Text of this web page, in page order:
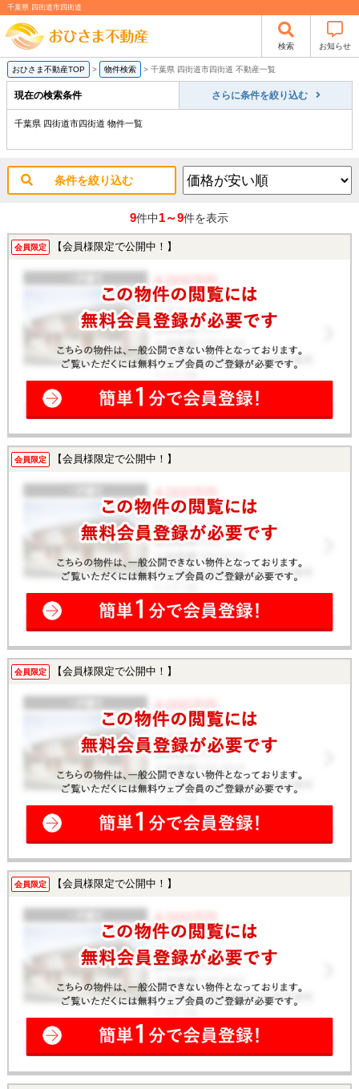
千葉県 四街道市四街道
検索 お知らせ
おひさま不動産TOP > 物件検索 > 千葉県 四街道市四街道 不動産一覧
現在の検索条件 さらに条件を絞り込む
千葉県 四街道市四街道 物件一覧
条件を絞り込む
9件中1～9件を表示
会員限定 【会員様限定で公開中！】
会員限定 【会員様限定で公開中！】
会員限定 【会員様限定で公開中！】
会員限定 【会員様限定で公開中！】